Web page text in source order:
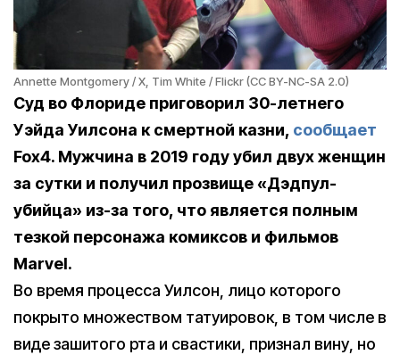
Annette Montgomery / X, Tim White / Flickr (CC BY-NC-SA 2.0)
Суд во Флориде приговорил 30-летнего
Уэйда Уилсона к смертной казни, сообщает
Fox4. Мужчина в 2019 году убил двух женщин
за сутки и получил прозвище «Дэдпул-
убийца» из-за того, что является полным
тезкой персонажа комиксов и фильмов
Marvel.
Во время процесса Уилсон, лицо которого
покрыто множеством татуировок, в том числе в
виде зашитого рта и свастики, признал вину, но